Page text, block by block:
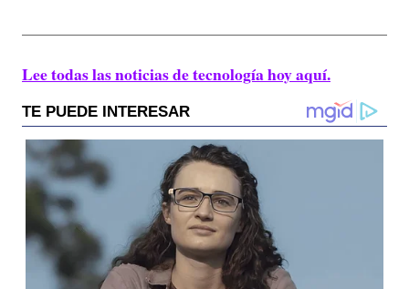
Lee todas las noticias de tecnología hoy aquí.